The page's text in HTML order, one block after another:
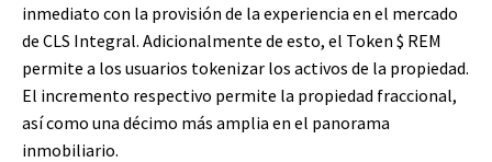
inmediato con la provisión de la experiencia en el mercado
de CLS Integral. Adicionalmente de esto, el Token $ REM
permite a los usuarios tokenizar los activos de la propiedad.
El incremento respectivo permite la propiedad fraccional,
así como una décimo más amplia en el panorama
inmobiliario.